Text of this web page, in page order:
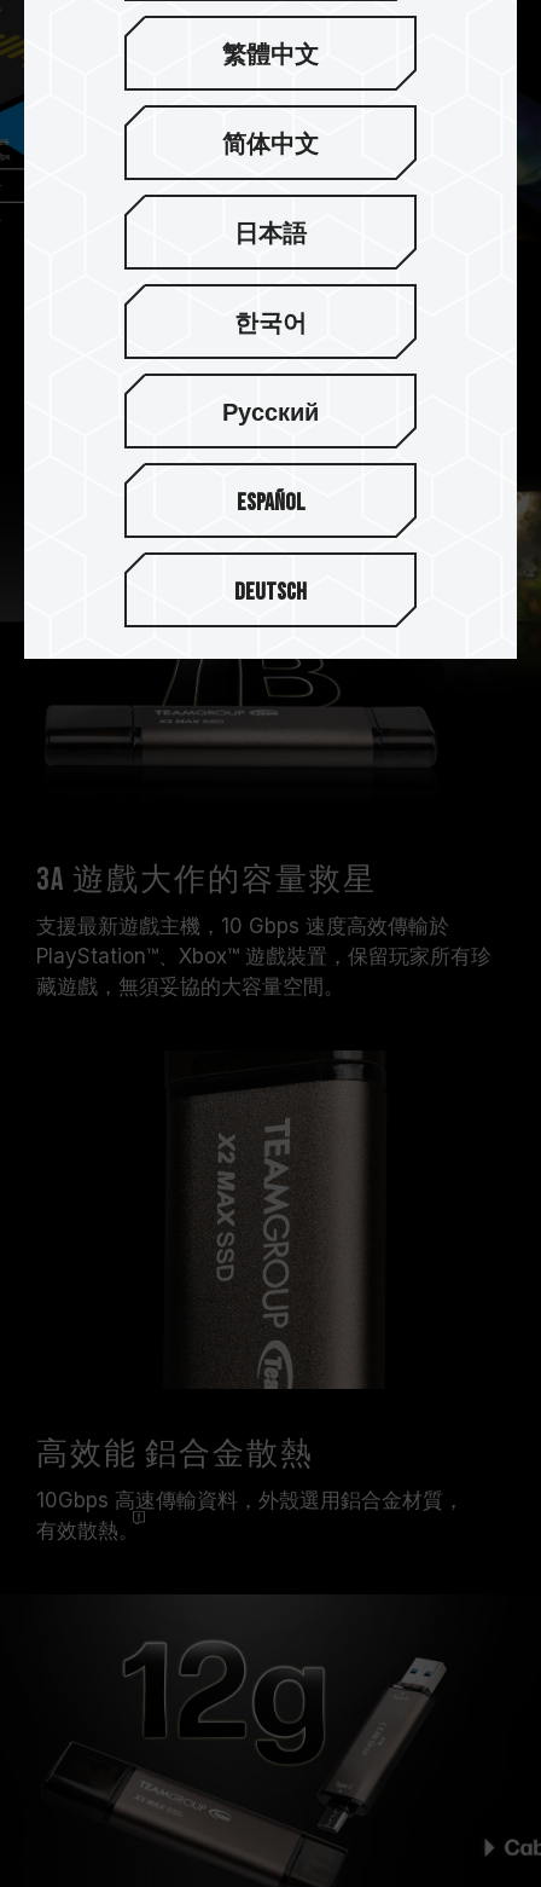
2TB 海量儲存 創作無限
提供 1TB / 2TB 大容量選擇，不論是 4K 影像、高
解析度照片、影音資料皆可盡情儲存，
3A 遊戲大作的容量救星
支援最新遊戲主機，10 Gbps 速度高效傳輸於
PlayStation™、Xbox™ 遊戲裝置，保留玩家所有珍
藏遊戲，無須妥協的大容量空間。
高效能 鋁合金散熱
10Gbps 高速傳輸資料，外殼選用鋁合金材質，
有效散熱。
繁體中文
简体中文
日本語
한국어
Русский
Español
Deutsch